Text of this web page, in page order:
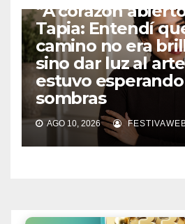
“A corazón
Tapia: Entendí
camino no era
sino dar luz al
estuvo
sombras
AGO 10, 2026